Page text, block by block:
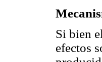
Si bien
efectos